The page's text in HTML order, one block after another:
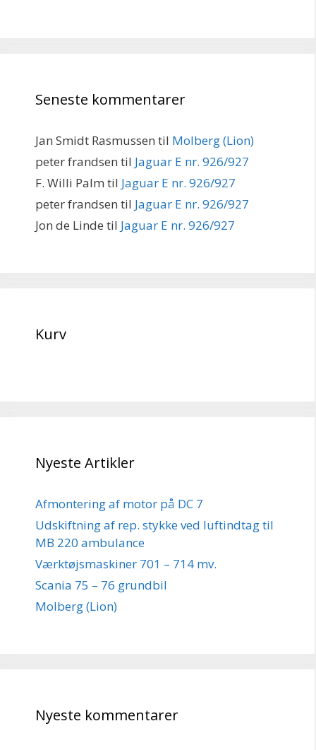
Seneste kommentarer
Jan Smidt Rasmussen til Molberg (Lion)
peter frandsen til Jaguar E nr. 926/927
F. Willi Palm til Jaguar E nr. 926/927
peter frandsen til Jaguar E nr. 926/927
Jon de Linde til Jaguar E nr. 926/927
Kurv
Nyeste Artikler
Afmontering af motor på DC 7
Udskiftning af rep. stykke ved luftindtag til
MB 220 ambulance
Værktøjsmaskiner 701 – 714 mv.
Scania 75 – 76 grundbil
Molberg (Lion)
Nyeste kommentarer